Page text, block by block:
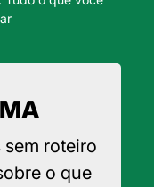
roteiro
o que